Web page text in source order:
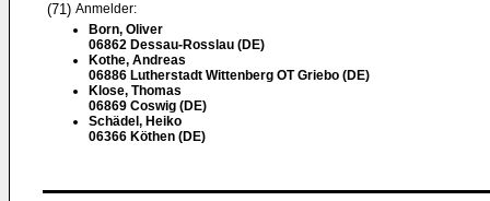
(71) Anmelder:
Born, Oliver
06862 Dessau-Rosslau (DE)
Kothe, Andreas
06886 Lutherstadt Wittenberg OT Griebo (DE)
Klose, Thomas
06869 Coswig (DE)
Schädel, Heiko
06366 Köthen (DE)